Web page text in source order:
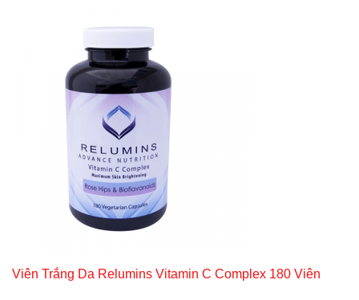
Viên Trắng Da Relumins Vitamin C Complex 180 Viên